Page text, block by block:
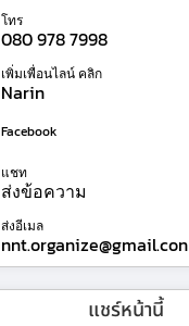
โทร
080 978 7998
เพิ่มเพื่อนไลน์ คลิก
Narin
Facebook
แชท
ส่งข้อความ
ส่งอีเมล
nnt.organize@gmail.con
แชร์หน้านี้